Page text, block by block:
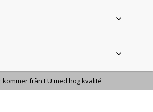
från EU med hög kvalité